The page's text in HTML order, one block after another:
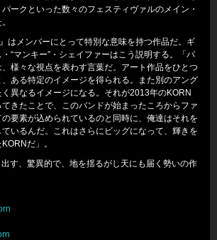
ークといった数々のフェスティヴァルのメイン・
はメンバーにとって特別な意味を持つ作品だ。ギ
“マンキー”・シェイファーはこう説明する。「パ
様々な視点を表わす言葉だ。アート作品をひとつ
ある特定のイメージを得られる。また別のアング
異なるイメージになる。それが2013年のKORN
きたことで、このバンドが始まったころからファ
要素が込められているのと同時に、俺達はそれを
いるんだ。これはさらにビッグになって、輝きを
だ」。
す、驚異的で、地を揺るがし天にも届く勢いの作